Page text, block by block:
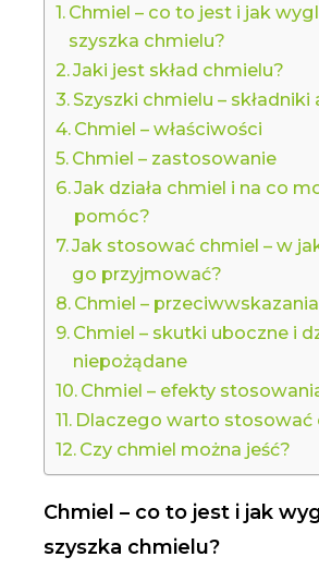
Chmiel – co to jest i jak
szyszka chmielu?
Jaki jest skład chmielu?
Szyszki chmielu –
Chmiel – właściwości
Chmiel – zastosowanie
Jak działa chmiel i na co
pomóc?
Jak stosować chmiel – w
go przyjmować?
Chmiel – przeciwwskazania
Chmiel – skutki uboczne i
niepożądane
Chmiel – efekty
Dlaczego warto stosować
Czy chmiel można jeść?
Chmiel – co to jest i jak
szyszka chmielu?